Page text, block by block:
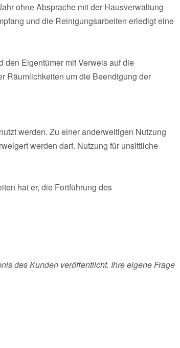
ohne Absprache mit der Hausverwaltung
und die Reinigungsarbeiten erledigt eine
den Eigentümer mit Verweis auf die
Räumlichkeiten um die Beendigung der
werden. Zu einer anderweitigen Nutzung
werden darf. Nutzung für unsittliche
hat er, die Fortführung des
des Kunden veröffentlicht. Ihre eigene Frage